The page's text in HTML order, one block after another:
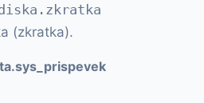
(zkratka).